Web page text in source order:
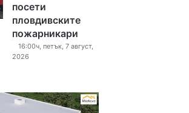
посети
пловдивските
пожарникари
16:00ч, петък, 7 август,
2026